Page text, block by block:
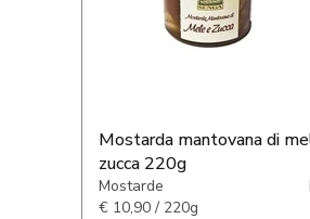
Mostarda mantovana di
zucca 220g
Mostarde
€ 10,90 / 220g